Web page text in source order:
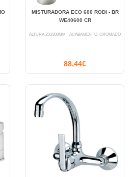
MISTURADORA ECO 600 RODI - BR
WE40600 CR
ALTURA 250/200MM - ACABAMENTO: CROMADO
88,44€